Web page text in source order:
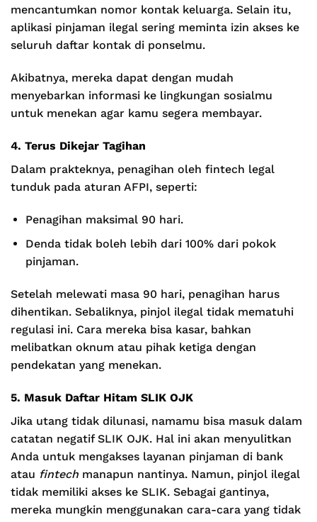
mencantumkan nomor kontak keluarga. Selain itu,
aplikasi pinjaman ilegal sering meminta izin akses ke
seluruh daftar kontak di ponselmu.
Akibatnya, mereka dapat dengan mudah
menyebarkan informasi ke lingkungan sosialmu
untuk menekan agar kamu segera membayar.
4. Terus Dikejar Tagihan
Dalam prakteknya, penagihan oleh fintech legal
tunduk pada aturan AFPI, seperti:
Penagihan maksimal 90 hari.
Denda tidak boleh lebih dari 100% dari pokok
pinjaman.
Setelah melewati masa 90 hari, penagihan harus
dihentikan. Sebaliknya, pinjol ilegal tidak mematuhi
regulasi ini. Cara mereka bisa kasar, bahkan
melibatkan oknum atau pihak ketiga dengan
pendekatan yang menekan.
5. Masuk Daftar Hitam SLIK OJK
Jika utang tidak dilunasi, namamu bisa masuk dalam
catatan negatif SLIK OJK. Hal ini akan menyulitkan
Anda untuk mengakses layanan pinjaman di bank
atau fintech manapun nantinya. Namun, pinjol ilegal
tidak memiliki akses ke SLIK. Sebagai gantinya,
mereka mungkin menggunakan cara-cara yang tidak